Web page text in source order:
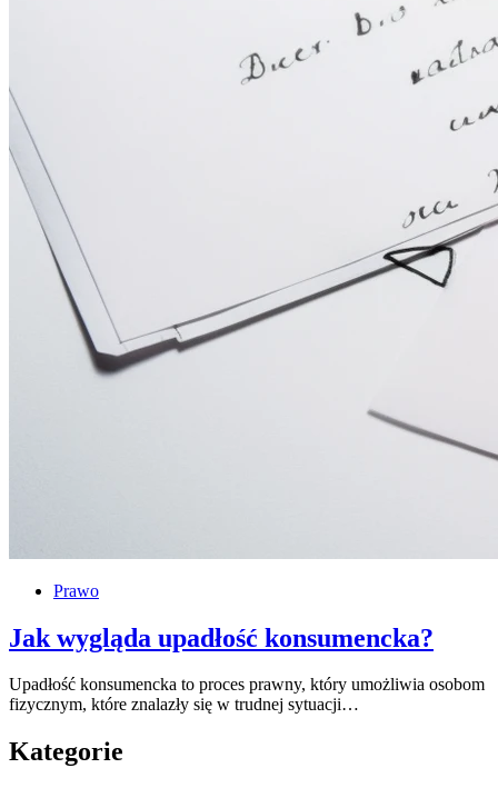
Prawo
Jak wygląda upadłość konsumencka?
Upadłość konsumencka to proces prawny, który umożliwia osobom
fizycznym, które znalazły się w trudnej sytuacji…
Kategorie